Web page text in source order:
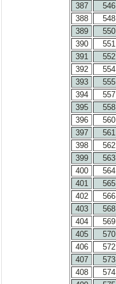
387
546
388
548
389
550
390
551
391
552
392
554
393
555
394
557
395
558
396
560
397
561
398
562
399
563
400
564
401
565
402
566
403
568
404
569
405
570
406
572
407
573
408
574